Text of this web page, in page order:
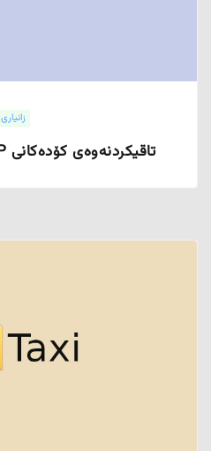
زانیاری
تاقیکردنەوەی کۆدەکانی PHP بە PHP Tester